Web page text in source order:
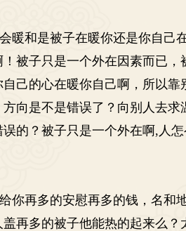
和是被子在暖你还是你自己
被子只是一个外在因素而已
己的心在暖你自己啊，所以
向是不是错误了？向别人去
的？被子只是一个外在啊 , 人
再多的安慰再多的钱，名和
再多的被子他能热的起来么